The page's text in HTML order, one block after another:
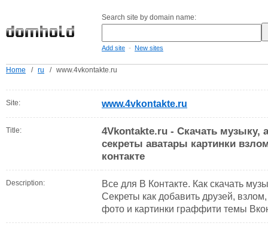
Search site by domain name:
Add site - New sites
Home / ru / www.4vkontakte.ru
Site: www.4vkontakte.ru
Title:
4Vkontakte.ru - Скачать музыку,
cекреты аватары картинки
контакте
Description:
Все для В Контакте. Как скачать
Секреты как добавить друзей,
фото и картинки граффити темы